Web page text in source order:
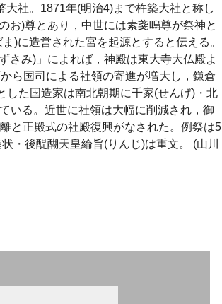
社。1871年(明治4)まで杵築大社と称し
お)尊とあり，中世には素戔嗚尊が祭神と
)に造営された宮を起源とすると伝える。
さみ)」によれば，神殿は東大寺大仏殿よ
ら国司による社領の寄進が増大し，鎌倉
た国造家は南北朝期に千家(せんげ)・北
いる。近世に社領は大幅に削減され，御
と正殿式の社殿復興がなされた。例祭は5
・後醍醐天皇綸旨(りんじ)は重文。 (山川